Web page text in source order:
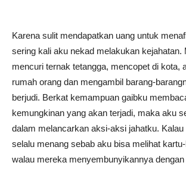
Karena sulit mendapatkan uang untuk
sering kali aku nekad melakukan kejahatan.
mencuri ternak tetangga, mencopet di kota,
rumah orang dan mengambil barang-
berjudi. Berkat kemampuan gaibku
kemungkinan yang akan terjadi, maka aku
dalam melancarkan aksi-aksi jahatku. Kalau
selalu menang sebab aku bisa melihat
walau mereka menyembunyikannya dengan